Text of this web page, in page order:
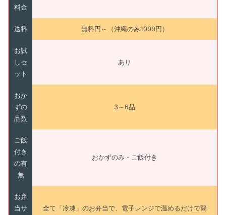
料金
送料 無料円～（沖縄のみ1000円）
お試
しセ
ット
あり
おか
ずの
品数
3～6品
ご飯
付き
の有
無
おかずのみ・ご飯付き
お弁
当サ
全て「冷凍」のお弁当で、電子レンジで温めるだけで簡